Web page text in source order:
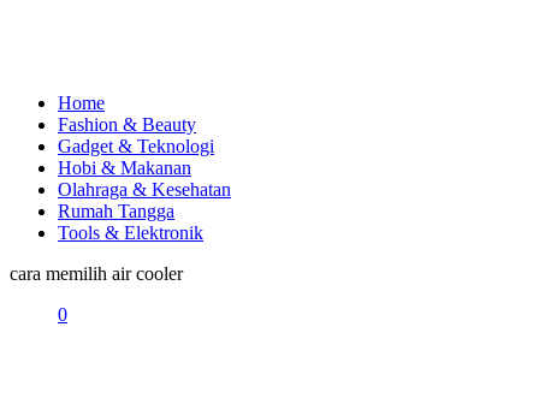
Home
Fashion & Beauty
Gadget & Teknologi
Hobi & Makanan
Olahraga & Kesehatan
Rumah Tangga
Tools & Elektronik
cara memilih air cooler
0